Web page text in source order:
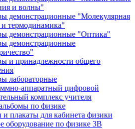
и волны"
демонстрационные "Молекулярная
и термодинамика"
демонстрационные "Оптика"
демонстрационные
и принадлежности общего
лабораторные
аппаратный цифровой
комплекс учителя
по физике
плакаты для кабинета физики
оборудование по физике 3B